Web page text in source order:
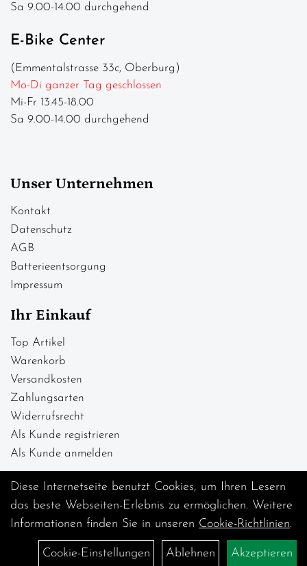
Sa 9.00-14.00 durchgehend
E-Bike Center
(Emmentalstrasse 33c, Oberburg)
Mo-Di ganzer Tag geschlossen
Mi-Fr 13.45-18.00
Sa 9.00-14.00 durchgehend
Unser Unternehmen
Kontakt
Datenschutz
AGB
Batterieentsorgung
Impressum
Ihr Einkauf
Top Artikel
Warenkorb
Versandkosten
Zahlungsarten
Widerrufsrecht
Als Kunde registrieren
Als Kunde anmelden
Diese Internetseite benutzt Cookies, um Ihren Lesern
das beste Webseiten-Erlebnis zu ermöglichen. Weitere
Informationen finden Sie in unseren Cookie-Richtlinien.
Cookie-Einstellungen Ablehnen Akzeptieren